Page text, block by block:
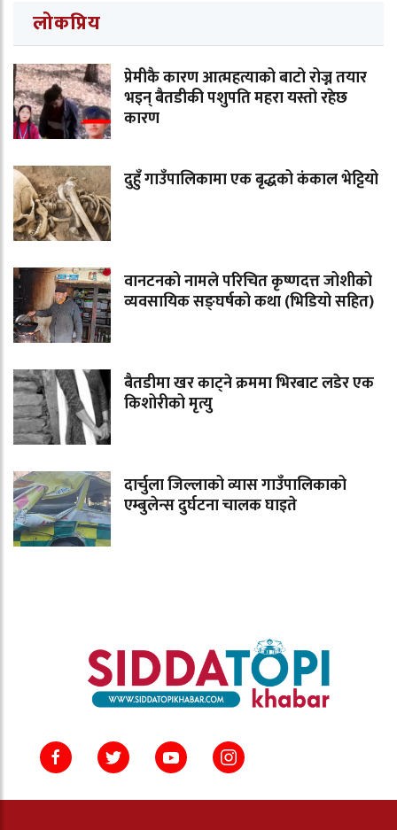
लोकप्रिय
प्रेमीकै कारण आत्महत्याको बाटो रोज्न तयार
भइन् बैतडीकी पशुपति महरा यस्तो रहेछ
कारण
दुहुँ गाउँपालिकामा एक बृद्धको कंकाल भेट्टियो
वानटनको नामले परिचित कृष्णदत्त जोशीको
व्यवसायिक सङ्घर्षको कथा (भिडियो सहित)
बैतडीमा खर काट्ने क्रममा भिरबाट लडेर एक
किशोरीको मृत्यु
दार्चुला जिल्लाको व्यास गाउँपालिकाको
एम्बुलेन्स दुर्घटना चालक घाइते